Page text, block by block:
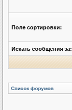
Поле сортировки:
Искать сообщения за:
Список форумов